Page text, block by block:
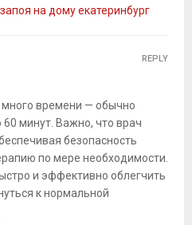
на дому екатеринбург
много времени — обычно
минут. Важно, что врач
безопасность
по мере необходимости.
и эффективно облегчить
к нормальной
REPLY